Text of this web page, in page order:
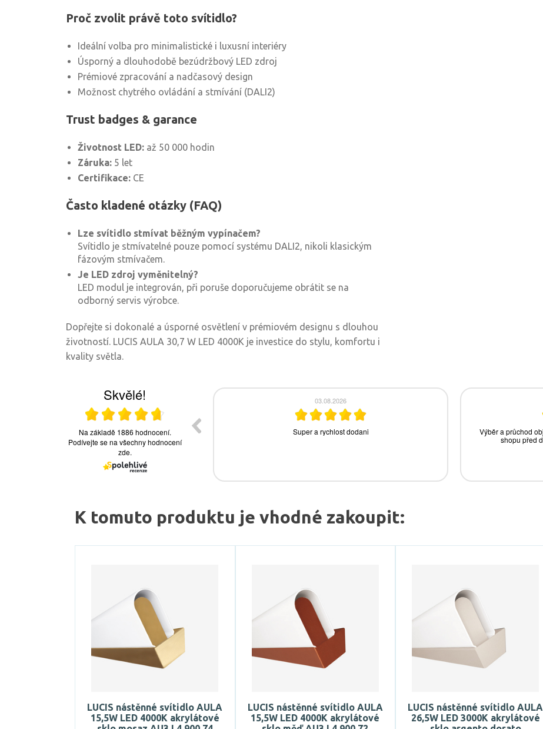
Proč zvolit právě toto svítidlo?
Ideální volba pro minimalistické i luxusní interiéry
Úsporný a dlouhodobě bezúdržbový LED zdroj
Prémiové zpracování a nadčasový design
Možnost chytrého ovládání a stmívání (DALI2)
Trust badges & garance
Životnost LED: až 50 000 hodin
Záruka: 5 let
Certifikace: CE
Často kladené otázky (FAQ)
Lze svítidlo stmívat běžným vypínačem?
Svítidlo je stmívatelné pouze pomocí systému DALI2, nikoli klasickým
fázovým stmívačem.
Je LED zdroj vyměnitelný?
LED modul je integrován, při poruše doporučujeme obrátit se na
odborný servis výrobce.
Dopřejte si dokonalé a úsporné osvětlení v prémiovém designu s dlouhou
životností. LUCIS AULA 30,7 W LED 4000K je investice do stylu, komfortu i
kvality světla.
K tomuto produktu je vhodné zakoupit:
LUCIS nástěnné svítidlo AULA
15,5W LED 4000K akrylátové
LUCIS nástěnné svítidlo AULA
15,5W LED 4000K akrylátové
LUCIS nástěnné svítidlo AULA
26,5W LED 3000K akrylátové